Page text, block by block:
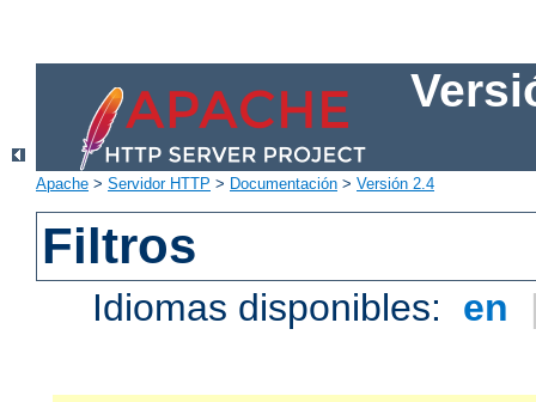
Apache > Servidor HTTP > Documentación > Versión 2.4
Filtros
Idiomas disponibles: en